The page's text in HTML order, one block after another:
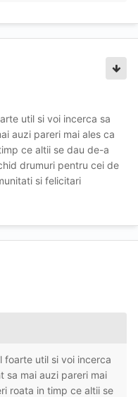
util si voi incerca sa
auzi pareri mai ales ca
ce altii se dau de-a
drumuri pentru cei de
si felicitari
foarte util si voi incerca
sa mai auzi pareri mai
roata in timp ce altii se